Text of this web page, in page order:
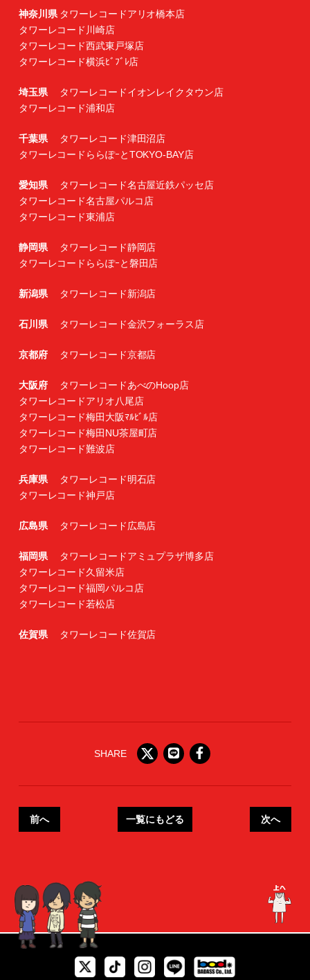
神奈川県タワーレコードアリオ橋本店
タワーレコード川崎店
タワーレコード西武東戸塚店
タワーレコード横浜ﾋﾞﾌﾞﾚ店
埼玉県タワーレコードイオンレイクタウン店
タワーレコード浦和店
千葉県タワーレコード津田沼店
タワーレコードららぽｰとTOKYO-BAY店
愛知県タワーレコード名古屋近鉄パッセ店
タワーレコード名古屋パルコ店
タワーレコード東浦店
静岡県タワーレコード静岡店
タワーレコードららぽｰと磐田店
新潟県タワーレコード新潟店
石川県タワーレコード金沢フォーラス店
京都府タワーレコード京都店
大阪府タワーレコードあべのHoop店
タワーレコードアリオ八尾店
タワーレコード梅田大阪ﾏﾙﾋﾞﾙ店
タワーレコード梅田NU茶屋町店
タワーレコード難波店
兵庫県タワーレコード明石店
タワーレコード神戸店
広島県タワーレコード広島店
福岡県タワーレコードアミュプラザ博多店
タワーレコード久留米店
タワーレコード福岡パルコ店
タワーレコード若松店
佐賀県タワーレコード佐賀店
SHARE
前へ 一覧にもどる 次へ